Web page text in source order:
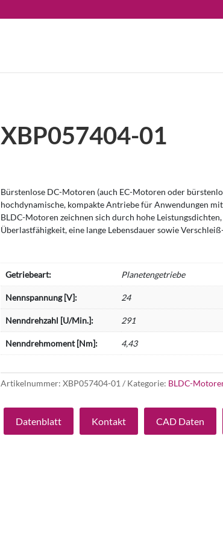
XBP057404-01
Bürstenlose DC-Motoren (auch EC-Motoren oder
hochdynamische, kompakte Antriebe für Anwendungen
BLDC-Motoren zeichnen sich durch hohe
Überlastfähigkeit, eine lange Lebensdauer sowie
Getriebeart: Planetengetriebe
Nennspannung [V]: 24
Nenndrehzahl [U/Min.]: 291
Nenndrehmoment [Nm]: 4,43
Artikelnummer:XBP057404-01 Kategorie: BLDC-
Datenblatt Kontakt CAD Daten